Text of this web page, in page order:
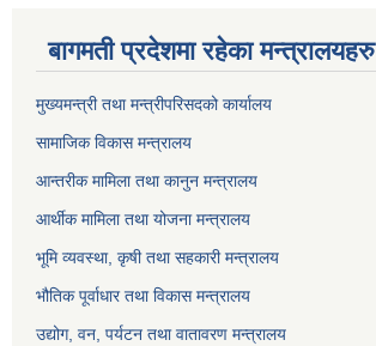
बागमती प्रदेशमा रहेका मन्त्रालयहरु
मुख्यमन्त्री तथा मन्त्रीपरिसदको कार्यालय
सामाजिक विकास मन्त्रालय
आन्तरीक मामिला तथा कानुन मन्त्रालय
आर्थीक मामिला तथा योजना मन्त्रालय
भूमि व्यवस्था, कृषी तथा सहकारी मन्त्रालय
भौतिक पूर्वाधार तथा विकास मन्त्रालय
उद्योग, वन, पर्यटन तथा वातावरण मन्त्रालय